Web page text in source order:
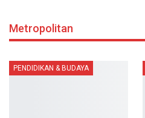
Metropolitan
PENDIDIKAN & BUDAYA